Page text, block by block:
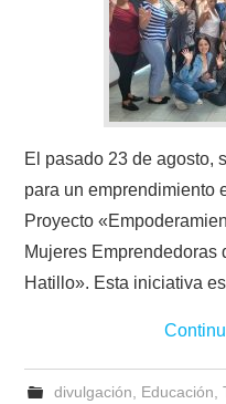
El pasado 23 de agosto,
para un emprendimiento
Proyecto
Mujeres Emprendedoras
Hatillo». Esta iniciativa
divulgación Educación